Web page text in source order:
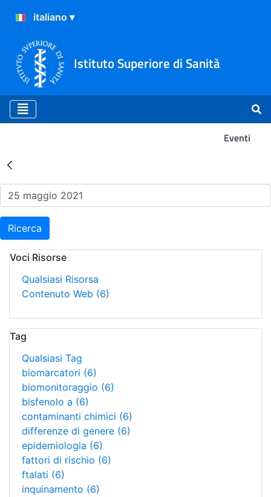
Istituto Superiore di Sanità
Eventi
Risultati della Ricerca -
Ricerca
Voci Risorse
Qualsiasi Risorsa
Contenuto Web (6)
Tag
Qualsiasi Tag
biomarcatori (6)
biomonitoraggio (6)
bisfenolo a (6)
contaminanti chimici (6)
differenze di genere (6)
epidemiologia (6)
fattori di rischio (6)
ftalati (6)
inquinamento (6)